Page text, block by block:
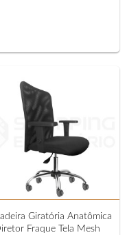
Giratória Anatômica
Fraque Tela Mesh